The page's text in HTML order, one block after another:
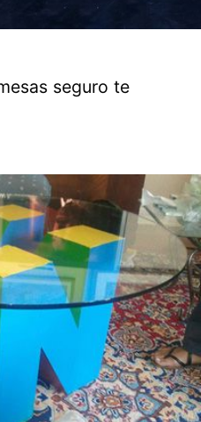
seguro te